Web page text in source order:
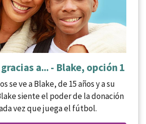
a... - Blake, opción 1
se ve a Blake, de 15 años y a su
siente el poder de la donación
vez que juega el fútbol.